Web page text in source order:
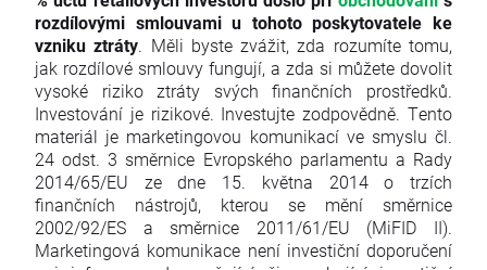
rozdílovými smlouvami u tohoto poskytovatele ke
vzniku ztráty. Měli byste zvážit, zda rozumíte tomu,
jak rozdílové smlouvy fungují, a zda si můžete dovolit
vysoké riziko ztráty svých finančních prostředků.
Investování je rizikové. Investujte zodpovědně. Tento
materiál je marketingovou komunikací ve smyslu čl.
24 odst. 3 směrnice Evropského parlamentu a Rady
2014/65/EU ze dne 15. května 2014 o trzích
finančních nástrojů, kterou se mění směrnice
2002/92/ES a směrnice 2011/61/EU (MiFID II).
Marketingová komunikace není investiční doporučení